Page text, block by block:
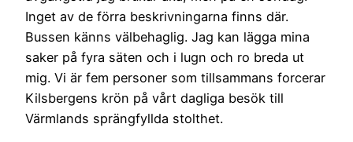
Inget av de förra beskrivningarna finns där.
Bussen känns välbehaglig. Jag kan lägga mina
saker på fyra säten och i lugn och ro breda ut
mig. Vi är fem personer som tillsammans forcerar
Kilsbergens krön på vårt dagliga besök till
Värmlands sprängfyllda stolthet.